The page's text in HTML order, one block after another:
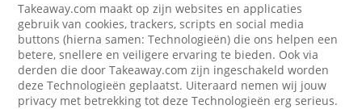
Takeaway.com maakt op zijn websites en applicaties
gebruik van cookies, trackers, scripts en social media
buttons (hierna samen: Technologieën) die ons helpen een
betere, snellere en veiligere ervaring te bieden. Ook via
derden die door Takeaway.com zijn ingeschakeld worden
deze Technologieën geplaatst. Uiteraard nemen wij jouw
privacy met betrekking tot deze Technologieën erg serieus.